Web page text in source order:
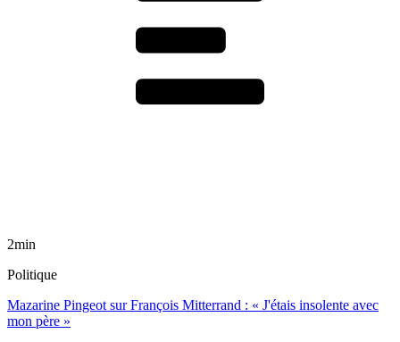
2min
Politique
Mazarine Pingeot sur François Mitterrand : « J'étais insolente avec
mon père »